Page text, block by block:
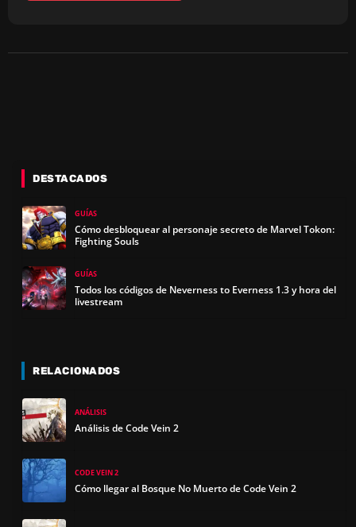
DESTACADOS
GUÍAS
Cómo desbloquear al personaje secreto de Marvel Tokon:
Fighting Souls
GUÍAS
Todos los códigos de Neverness to Everness 1.3 y hora del
livestream
RELACIONADOS
ANÁLISIS
Análisis de Code Vein 2
CODE VEIN 2
Cómo llegar al Bosque No Muerto de Code Vein 2